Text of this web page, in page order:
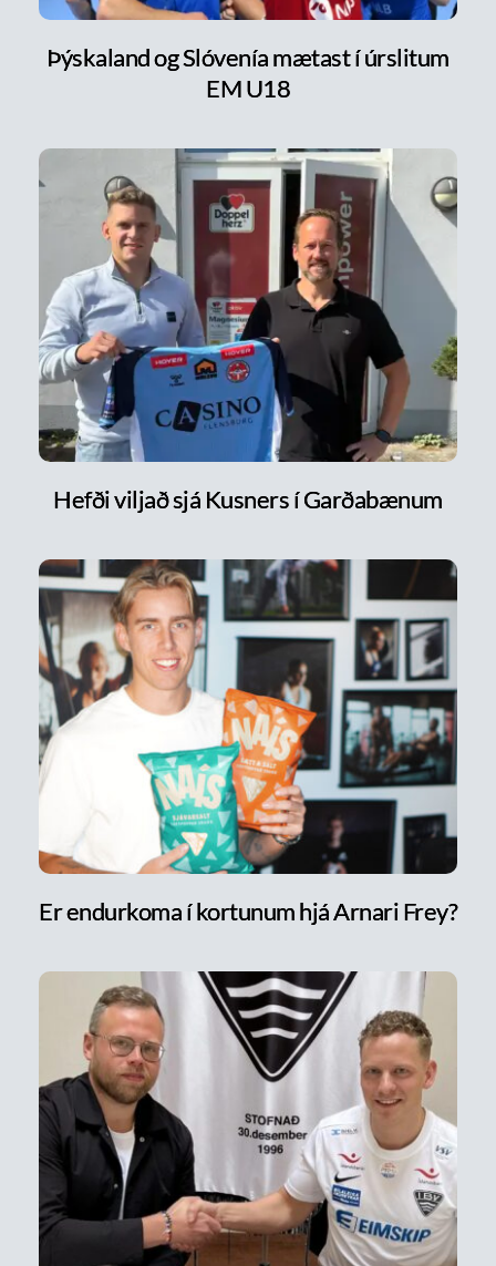
Þýskaland og Slóvenía mætast í úrslitum
EM U18
Hefði viljað sjá Kusners í Garðabænum
Er endurkoma í kortunum hjá Arnari Frey?